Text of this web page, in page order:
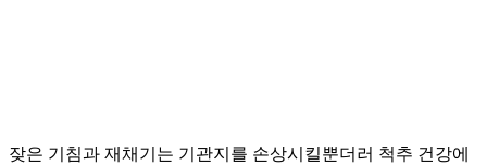
잦은 기침과 재채기는 기관지를 손상시킬뿐더러 척추 건강에